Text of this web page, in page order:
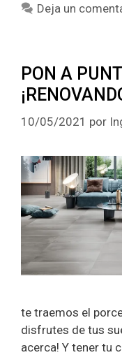
Deja un
PON A
10/05/2021 por
te traemos el
disfrutes de tus
acerca! Y tener tu